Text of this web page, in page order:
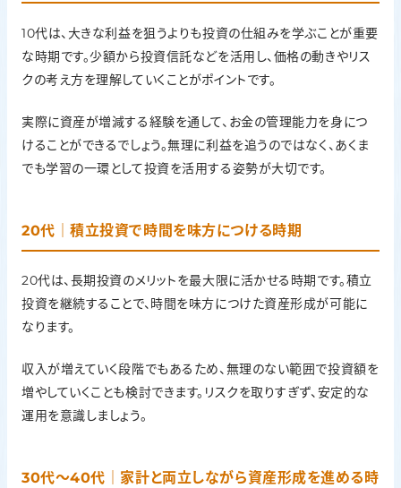
10代は、大きな利益を狙うよりも投資の仕組みを学ぶことが重要
な時期です。少額から投資信託などを活用し、価格の動きやリス
クの考え方を理解していくことがポイントです。
実際に資産が増減する経験を通して、お金の管理能力を身につ
けることができるでしょう。無理に利益を追うのではなく、あくま
でも学習の一環として投資を活用する姿勢が大切です。
20代｜積立投資で時間を味方につける時期
20代は、長期投資のメリットを最大限に活かせる時期です。積立
投資を継続することで、時間を味方につけた資産形成が可能に
なります。
収入が増えていく段階でもあるため、無理のない範囲で投資額を
増やしていくことも検討できます。リスクを取りすぎず、安定的な
運用を意識しましょう。
30代〜40代｜家計と両立しながら資産形成を進める時